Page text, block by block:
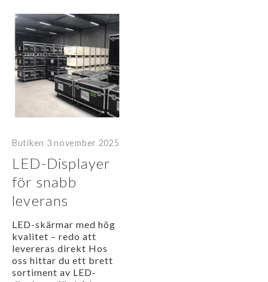
Butiken 3 november 2025
LED-Displayer
för snabb
leverans
LED-skärmar med hög
kvalitet – redo att
levereras direkt Hos
oss hittar du ett brett
sortiment av LED-